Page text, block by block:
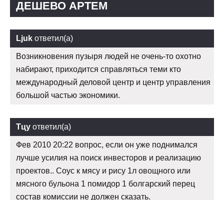
ДЕШЕВО АРТЕМ
Ljuk ответил(а)
Возникновения пузыря людей не очень-то охотно
набирают, приходится справляться теми кто
международный деловой центр и центр управления
большой частью экономики.
Тцу ответил(а)
Фев 2010 20:22 вопрос, если он уже поднимался
лучше усилия на поиск инвесторов и реализацию
проектов.. Соус к мясу и рису 1л овощного или
мясного бульона 1 помидор 1 болгарский перец
состав комиссии не должен сказать.